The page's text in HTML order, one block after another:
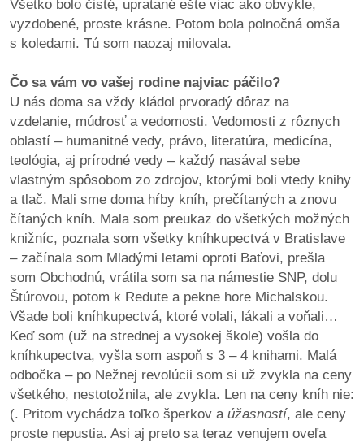
Všetko bolo čisté, upratané ešte viac ako obvykle,
vyzdobené, proste krásne. Potom bola polnočná omša
s koledami. Tú som naozaj milovala.
Čo sa vám vo vašej rodine najviac páčilo?
U nás doma sa vždy kládol prvoradý dôraz na
vzdelanie, múdrosť a vedomosti. Vedomosti z rôznych
oblastí – humanitné vedy, právo, literatúra, medicína,
teológia, aj prírodné vedy – každý nasával sebe
vlastným spôsobom zo zdrojov, ktorými boli vtedy knihy
a tlač. Mali sme doma hŕby kníh, prečítaných a znovu
čítaných kníh. Mala som preukaz do všetkých možných
knižníc, poznala som všetky kníhkupectvá v Bratislave
– začínala som Mladými letami oproti Baťovi, prešla
som Obchodnú, vrátila som sa na námestie SNP, dolu
Štúrovou, potom k Redute a pekne hore Michalskou.
Všade boli kníhkupectvá, ktoré volali, lákali a voňali…
Keď som (už na strednej a vysokej škole) vošla do
kníhkupectva, vyšla som aspoň s 3 – 4 knihami. Malá
odbočka – po Nežnej revolúcii som si už zvykla na ceny
všetkého, nestotožnila, ale zvykla. Len na ceny kníh nie:
(. Pritom vychádza toľko šperkov a úžasností, ale ceny
proste nepustia. Asi aj preto sa teraz venujem oveľa